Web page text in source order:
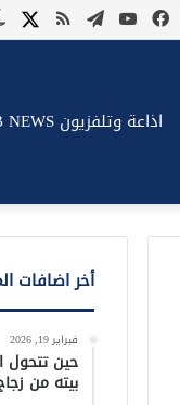
X ملخص
تيلقراميوتيوب
فيسبوك
اذاعة وتلفزيون TB NEWS
أخر اضافات
فبراير 19, 2026
حين تتحول
بيته من